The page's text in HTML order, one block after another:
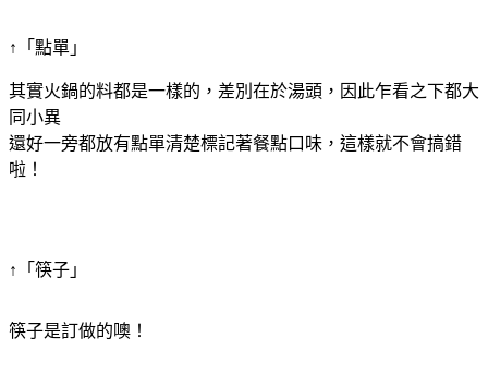
↑「點單」
其實火鍋的料都是一樣的，差別在於湯頭，因此乍看之下都大
同小異
還好一旁都放有點單清楚標記著餐點口味，這樣就不會搞錯
啦！
↑「筷子」
筷子是訂做的噢！